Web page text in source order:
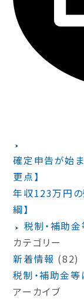
確定申告が始
更点】
年収123万円
綱】
税制・補助
カテゴリー
新着情報 (82)
税制・補助金
アーカイブ